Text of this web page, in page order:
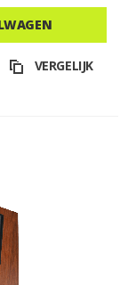
VERGELIJK